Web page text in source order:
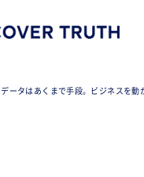
データはあくまで手段。ビジネスを動